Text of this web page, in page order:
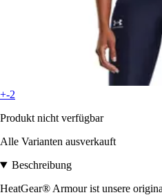
+-2
Produkt nicht verfügbar
Alle Varianten ausverkauft
Beschreibung
HeatGear® Armour ist unsere